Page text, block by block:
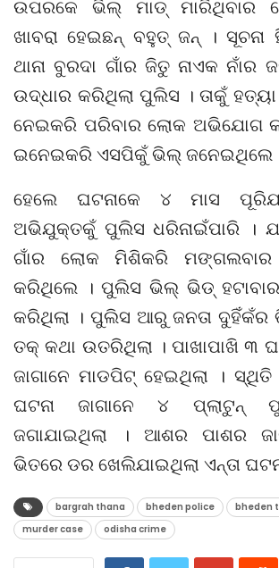
ଉପରକେ ଭିଲ୍ ମାଡ୍ ମାରିଥିବାର
ଖାବରା ହେଇଛନ୍ ବହୁତ୍ ଜନ୍ । ସୂଚନା
ଥାନା ବୁରଦା ଗାଁର ଜିତୁ ନାଏକ ନାଁର
ଉଦ୍ଧାର କରିଥିଲା ପୁଲିସ । ତାକୁଁ ହତ୍ୟା
ନେଇକରି ପରିବାର ଲୋକ ଅଭିଯୋଗ
ଇନେଇକରି ଏସପିକୁଁ ଭିଲ୍ ଜନେଇଥିଲେ
ହେଲେ ଘଟନାକେ ୪ ମାସ
ଅଭିଯୁକ୍ତକୁଁ ପୁଲିସ ଧରିନାଇଁପାରି ।
ଗାଁର ଲୋକ ମିଶିକରି ମଙ୍ଗଲବାର
କରିଥିଲେ । ପୁଲିସ ଭିଲ୍ ଭିଡ୍ ହଟାବାର
କରିଥିଲା । ପୁଲିସ ଆରୁ ଜନତା ଦୁହିଁକଁର
ତକ୍ କଥା ଉତରିଥିଲା । ପାଖାପାଖି ୩
ଜାଗାନେ ମାଡପିଟ୍ ହେଇଥିଲା । ସ୍ଥିତି
ଘଟନା ଜାଗାନେ ୪ ପ୍ଲାଟୁନ୍
ଜଗାଯାଇଥିଲା । ଆଶର ପାଶର
ଭିତରେ ଡର ଖେଲିଯାଇଥିଲା ଏନ୍ତା
bargrah thana bheden police
bheden
murder case
odisha crime